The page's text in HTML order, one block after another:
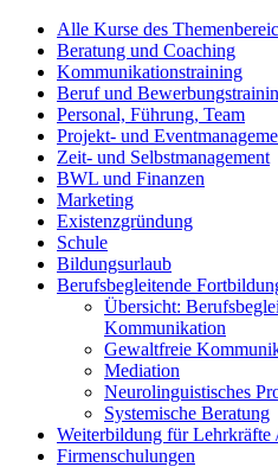
Alle Kurse des
Beratung und Coaching
Kommunikationstraining
Beruf und
Personal, Führung, Team
Projekt- und
Zeit- und Selbstmanagement
BWL und Finanzen
Marketing
Existenzgründung
Schule
Bildungsurlaub
Berufsbegleitende
Übersicht:
Kommunikation
Gewaltfreie
Mediation
Neurolinguistisches
Systemische Beratung
Weiterbildung für Lehrkräfte
Firmenschulungen